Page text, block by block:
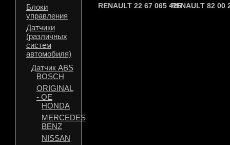
Блоки
управления
Датчики
(различных
систем
автомобиля)
Датчик ABS
BOSCH
ORIGINAL
- OE
HONDA
MERCEDES
BENZ
NISSAN
RENAULT 22 67 065 42RRENAULT 82 00